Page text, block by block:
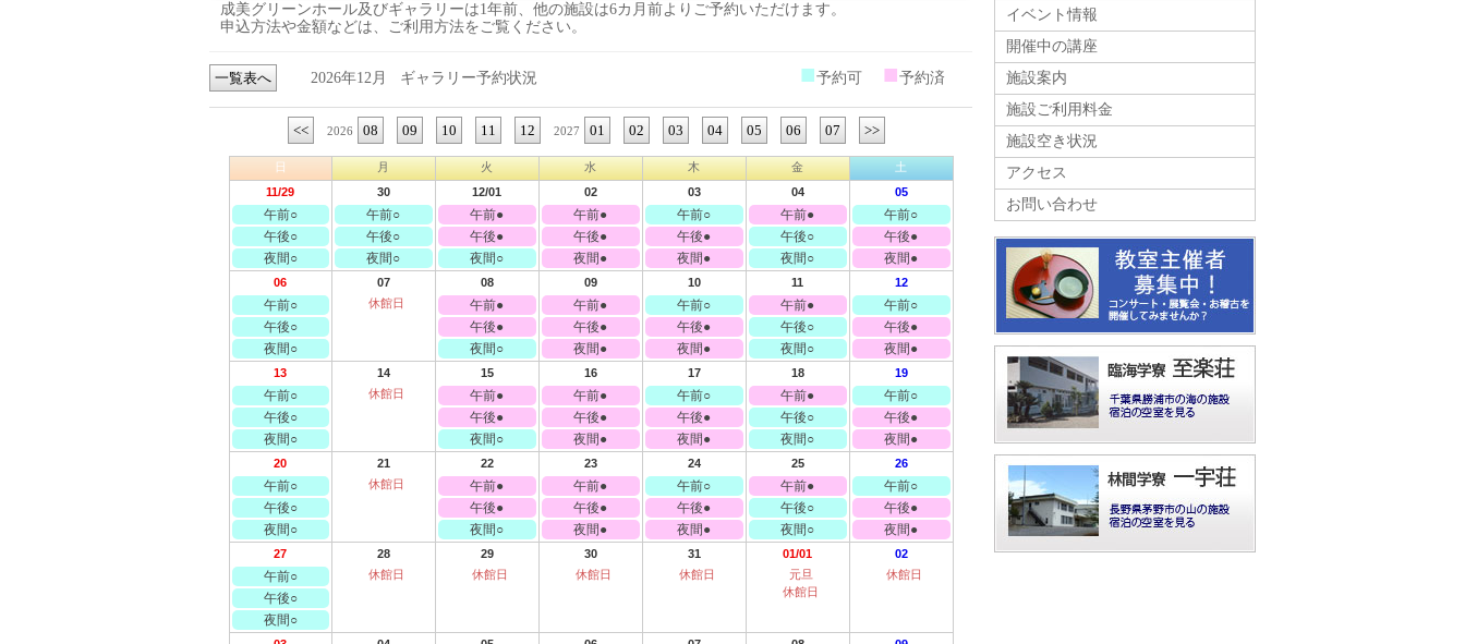
成美グリーンホール及びギャラリーは1年前、他の施設は6カ月前よりご予約いただけます。
申込方法や金額などは、
ご利用方法をご覧ください。
一覧表へ 2026年12月 ギャラリー予約状況 ■予約可 ■予約済
<< 2026 08 09 10 11 12 2027 01 02 03 04 05 06 07 >>
日 月 火 水 木 金 土
11/29
午前○
午後○
夜間○
30
午前○
午後○
夜間○
12/01
午前●
午後●
夜間○
02
午前●
午後●
夜間●
03
午前○
午後●
夜間●
04
午前●
午後○
夜間○
05
午前○
午後●
夜間●
06
午前○
午後○
夜間○
07
休館日
08
午前●
午後●
夜間○
09
午前●
午後●
夜間●
10
午前○
午後●
夜間●
11
午前●
午後○
夜間○
12
午前○
午後●
夜間●
13
午前○
午後○
夜間○
14
休館日
15
午前●
午後●
夜間○
16
午前●
午後●
夜間●
17
午前○
午後●
夜間●
18
午前●
午後○
夜間○
19
午前○
午後●
夜間●
20
午前○
午後○
夜間○
21
休館日
22
午前●
午後●
夜間○
23
午前●
午後●
夜間●
24
午前○
午後●
夜間●
25
午前●
午後○
夜間○
26
午前○
午後●
夜間●
27
午前○
午後○
夜間○
28
休館日
29
休館日
30
休館日
31
休館日
01/01
元旦
休館日
02
休館日
イベント情報
開催中の講座
施設案内
施設ご利用料金
施設空き状況
アクセス
お問い合わせ